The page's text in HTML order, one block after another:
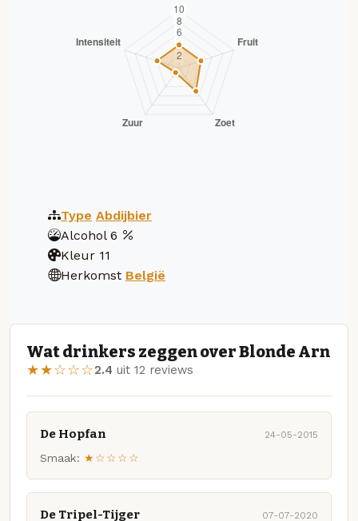
Type Abdijbier
Alcohol 6
Kleur 11
Herkomst België
Wat drinkers zeggen over Blonde Arn
★★☆☆☆2.4 uit 12 reviews
De Hopfan 24-05-2015
Smaak: ★☆☆☆☆
De Tripel-Tijger 07-07-2020